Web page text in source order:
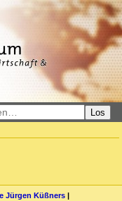
Los
Jürgen Küßners |